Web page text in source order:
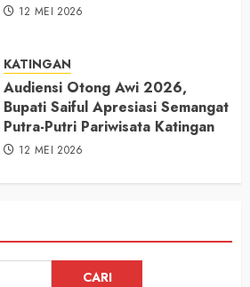
12 MEI 2026
KATINGAN
Audiensi Otong Awi 2026,
Bupati Saiful Apresiasi Semangat
Putra-Putri Pariwisata Katingan
12 MEI 2026
CARI